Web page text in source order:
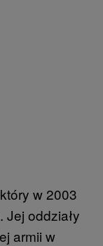
w 2003
Jej oddziały
armii w